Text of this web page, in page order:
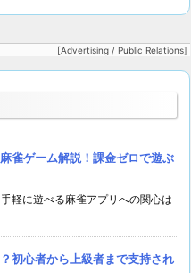
[Advertising / Public Relations]
雀ゲーム解説！課金ゼロで遊ぶ
軽に遊べる麻雀アプリへの関心は
初心者から上級者まで支持され